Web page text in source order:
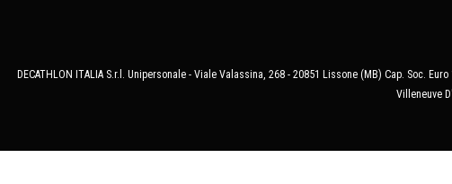
DECATHLON ITALIA S.r.l. Unipersonale - Viale Valassina, 268 - 20851 Lissone (MB) Cap. Soc.
Villeneuve